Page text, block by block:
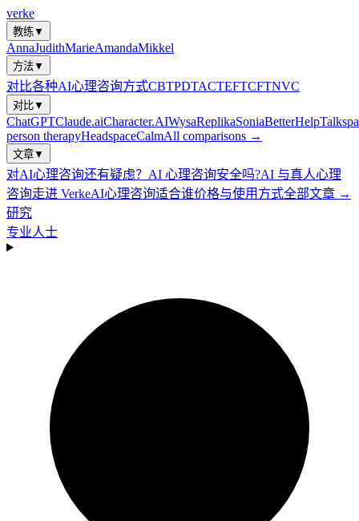
verke
教练▼
AnnaJudithMarieAmandaMikkel
方法▼
对比各种AI心理咨询方式CBTPDTACTEFTCFTNVC
对比▼
ChatGPTClaude.aiCharacter.AIWysaReplikaSoniaBetterHelp
person therapyHeadspaceCalmAll comparisons →
文章▼
对AI心理咨询还有疑虑？ AI 心理咨询安全吗?AI 与真人心理
咨询走进 VerkeAI心理咨询适合谁价格与使用方式全部文章 →
研究
专业人士